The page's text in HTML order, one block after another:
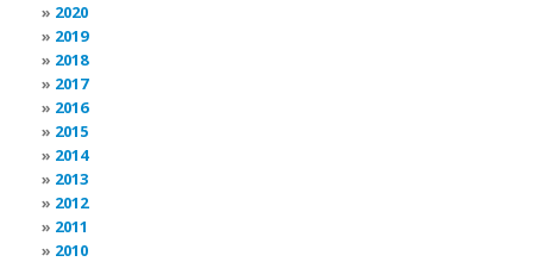
2020
2019
2018
2017
2016
2015
2014
2013
2012
2011
2010